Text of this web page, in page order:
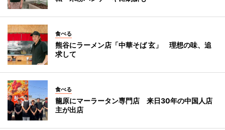
食べる
熊谷にラーメン店「中華そば 玄」 理想の味、追
求して
食べる
籠原にマーラータン専門店 来日30年の中国人店
主が出店